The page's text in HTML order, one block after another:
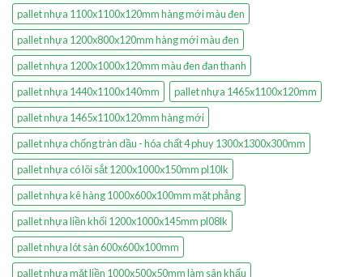
pallet nhựa 1100x1100x120mm hàng mới màu đen
pallet nhựa 1200x800x120mm hàng mới màu đen
pallet nhựa 1200x1000x120mm màu đen đan thanh
pallet nhựa 1440x1100x140mm
pallet nhựa 1465x1100x120mm
pallet nhựa 1465x1100x120mm hàng mới
pallet nhựa chống tràn dầu - hóa chất 4 phuy 1300x1300x300mm
pallet nhựa có lõi sắt 1200x1000x150mm pl10lk
pallet nhựa kê hàng 1000x600x100mm mặt phẳng
pallet nhựa liền khối 1200x1000x145mm pl08lk
pallet nhựa lót sàn 600x600x100mm
pallet nhựa mặt liền 1000x500x50mm làm sân khấu